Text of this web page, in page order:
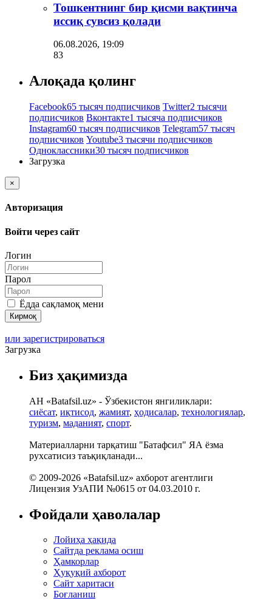
Тошкентнинг бир қисми вақтинча
иссиқ сувсиз қолади
06.08.2026, 19:09
83
Алоқада қолинг
Facebook65 тысяч подписчиков Twitter2 тысячи
подписчиков Вконтакте1 тысяча подписчиков
Instagram60 тысяч подписчиков Telegram57 тысяч
подписчиков Youtube3 тысячи подписчиков
Одноклассники30 тысяч подписчиков
Загрузка
×
Авторизация
Войти через сайт
Логин
Парол
Ёдда сақламоқ мени
или зарегистрироваться
Загрузка
Биз ҳақимизда
АН «Batafsil.uz» - Ўзбекистон янгиликлари:
сиёсат, иқтисод, жамият, ҳодисалар, технологиялар,
туризм, маданият, спорт.
Материалларни тарқатиш "Батафсил" ЯА ёзма
рухсатисиз таъқиқланади...
© 2009-2026 «Batafsil.uz» ахборот агентлиги
Лицензия УзАПИ №0615 от 04.03.2010 г.
Фойдали ҳаволалар
Лойиҳа ҳақида
Сайтда реклама осиш
Ҳамкорлар
Ҳуқуқий ахборот
Сайт харитаси
Боғланиш